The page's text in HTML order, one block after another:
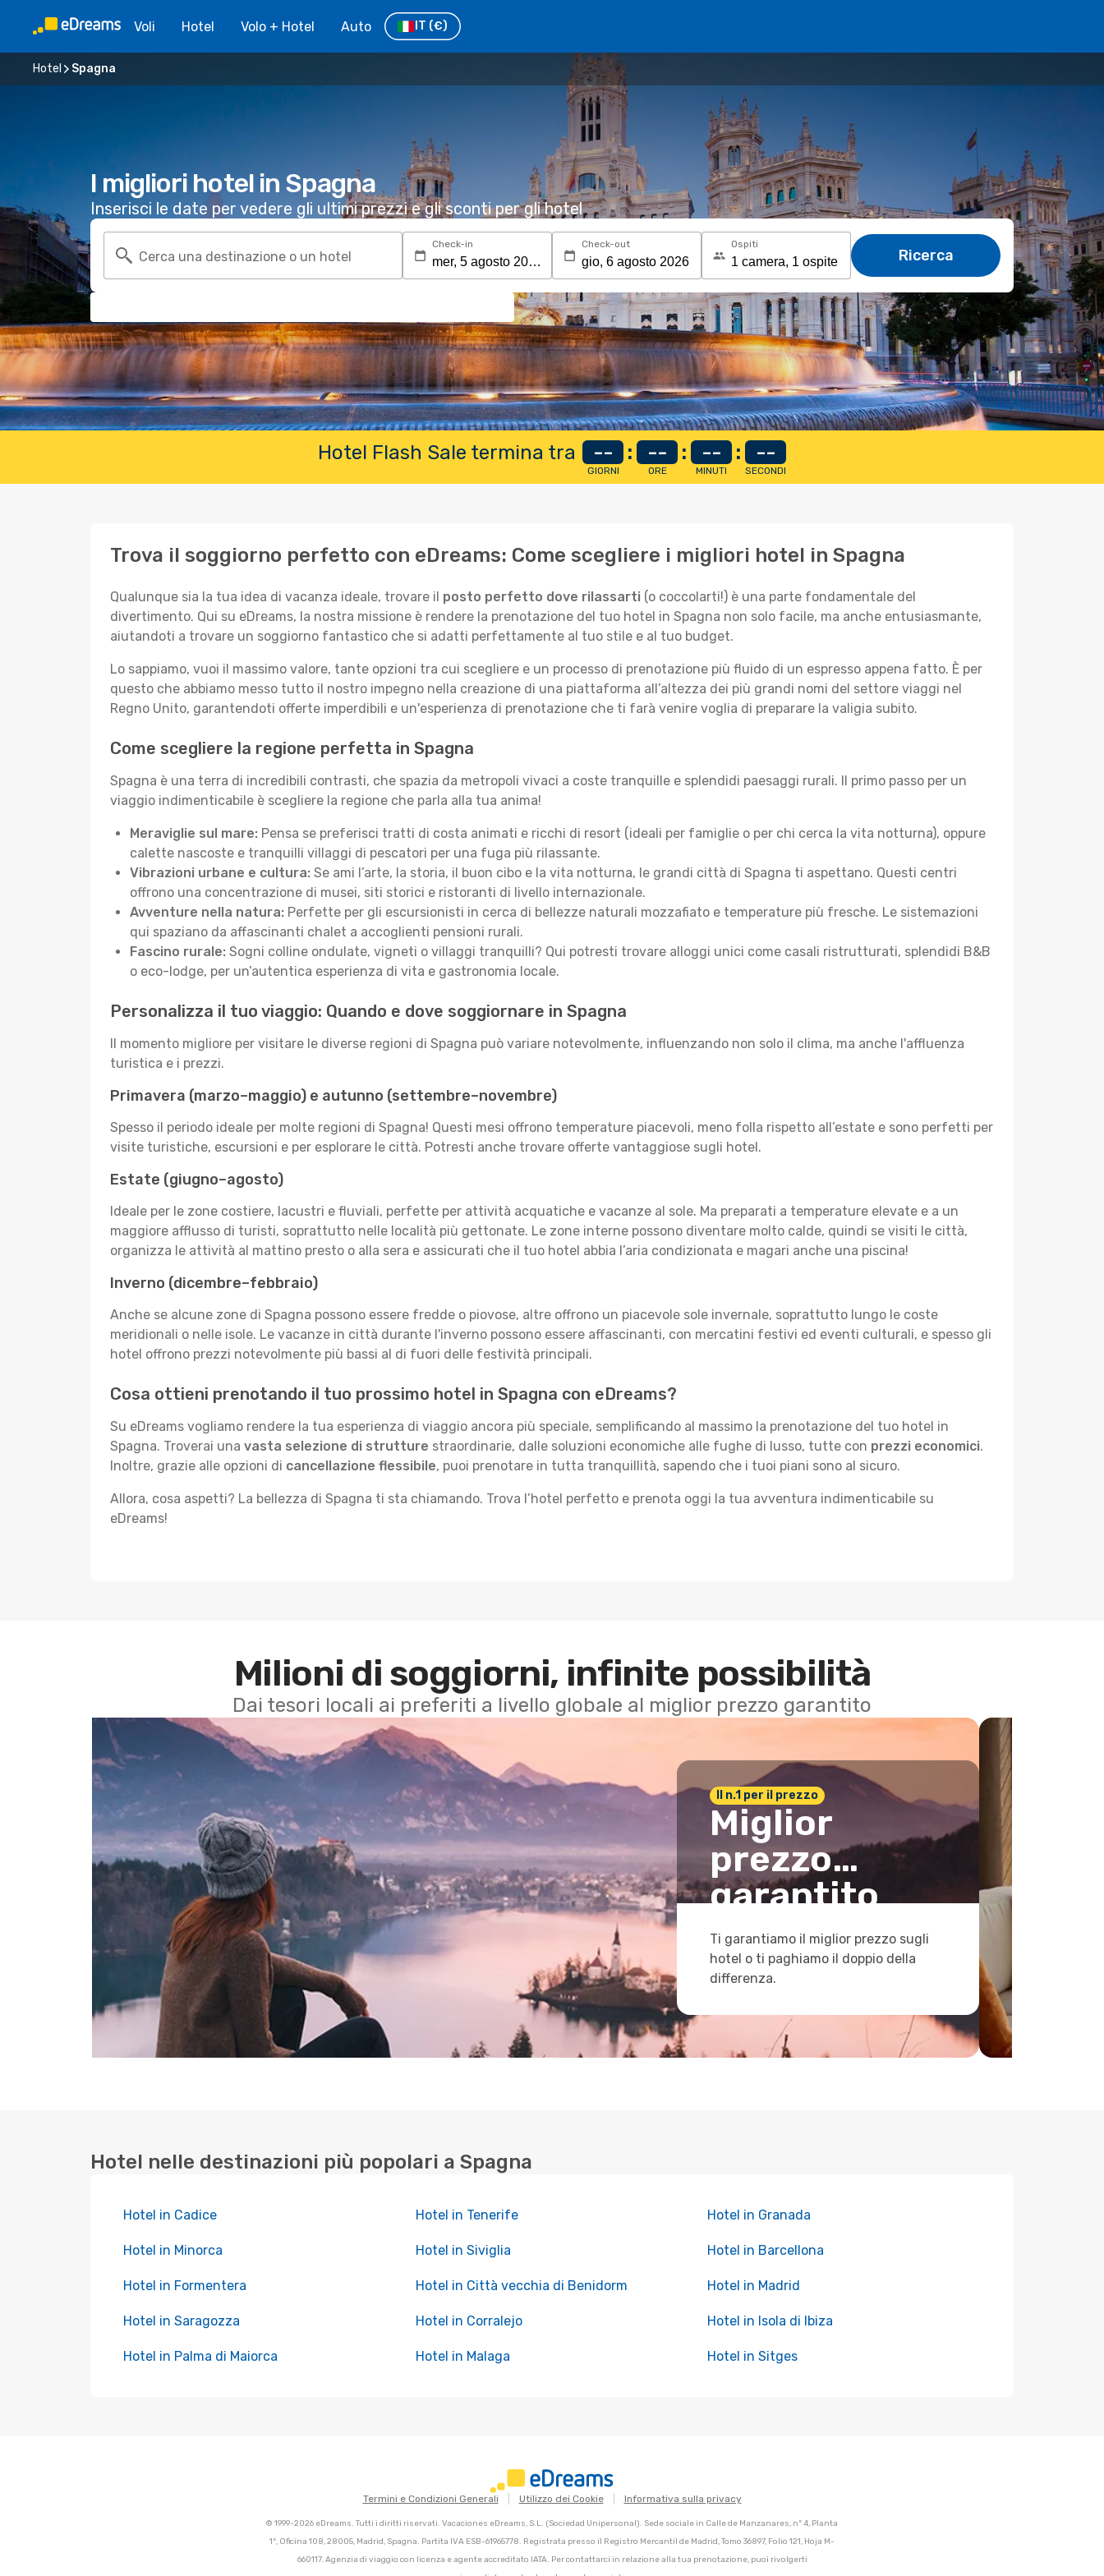
Voli Hotel Volo + Hotel Auto IT (€)
Hotel Spagna
I migliori hotel in Spagna
Inserisci le date per vedere gli ultimi prezzi e gli sconti per gli hotel
Cerca una destinazione o un hotel
Check-in Check-out Ospiti
Ricerca
Hotel Flash Sale termina tra --
GIORNI
: --
ORE
: --
MINUTI
: --
SECONDI
Trova il soggiorno perfetto con eDreams: Come scegliere i migliori hotel in Spagna
Qualunque sia la tua idea di vacanza ideale, trovare il posto perfetto dove rilassarti (o coccolarti!) è una parte fondamentale del
divertimento. Qui su eDreams, la nostra missione è rendere la prenotazione del tuo hotel in Spagna non solo facile, ma anche entusiasmante,
aiutandoti a trovare un soggiorno fantastico che si adatti perfettamente al tuo stile e al tuo budget.
Lo sappiamo, vuoi il massimo valore, tante opzioni tra cui scegliere e un processo di prenotazione più fluido di un espresso appena fatto. È per
questo che abbiamo messo tutto il nostro impegno nella creazione di una piattaforma all’altezza dei più grandi nomi del settore viaggi nel
Regno Unito, garantendoti offerte imperdibili e un'esperienza di prenotazione che ti farà venire voglia di preparare la valigia subito.
Come scegliere la regione perfetta in Spagna
Spagna è una terra di incredibili contrasti, che spazia da metropoli vivaci a coste tranquille e splendidi paesaggi rurali. Il primo passo per un
viaggio indimenticabile è scegliere la regione che parla alla tua anima!
Meraviglie sul mare: Pensa se preferisci tratti di costa animati e ricchi di resort (ideali per famiglie o per chi cerca la vita notturna), oppure
calette nascoste e tranquilli villaggi di pescatori per una fuga più rilassante.
Vibrazioni urbane e cultura: Se ami l’arte, la storia, il buon cibo e la vita notturna, le grandi città di Spagna ti aspettano. Questi centri
offrono una concentrazione di musei, siti storici e ristoranti di livello internazionale.
Avventure nella natura: Perfette per gli escursionisti in cerca di bellezze naturali mozzafiato e temperature più fresche. Le sistemazioni
qui spaziano da affascinanti chalet a accoglienti pensioni rurali.
Fascino rurale: Sogni colline ondulate, vigneti o villaggi tranquilli? Qui potresti trovare alloggi unici come casali ristrutturati, splendidi B&B
o eco-lodge, per un’autentica esperienza di vita e gastronomia locale.
Personalizza il tuo viaggio: Quando e dove soggiornare in Spagna
Il momento migliore per visitare le diverse regioni di Spagna può variare notevolmente, influenzando non solo il clima, ma anche l'affluenza
turistica e i prezzi.
Primavera (marzo–maggio) e autunno (settembre–novembre)
Spesso il periodo ideale per molte regioni di Spagna! Questi mesi offrono temperature piacevoli, meno folla rispetto all’estate e sono perfetti per
visite turistiche, escursioni e per esplorare le città. Potresti anche trovare offerte vantaggiose sugli hotel.
Estate (giugno–agosto)
Ideale per le zone costiere, lacustri e fluviali, perfette per attività acquatiche e vacanze al sole. Ma preparati a temperature elevate e a un
maggiore afflusso di turisti, soprattutto nelle località più gettonate. Le zone interne possono diventare molto calde, quindi se visiti le città,
organizza le attività al mattino presto o alla sera e assicurati che il tuo hotel abbia l’aria condizionata e magari anche una piscina!
Inverno (dicembre–febbraio)
Anche se alcune zone di Spagna possono essere fredde o piovose, altre offrono un piacevole sole invernale, soprattutto lungo le coste
meridionali o nelle isole. Le vacanze in città durante l'inverno possono essere affascinanti, con mercatini festivi ed eventi culturali, e spesso gli
hotel offrono prezzi notevolmente più bassi al di fuori delle festività principali.
Cosa ottieni prenotando il tuo prossimo hotel in Spagna con eDreams?
Su eDreams vogliamo rendere la tua esperienza di viaggio ancora più speciale, semplificando al massimo la prenotazione del tuo hotel in
Spagna. Troverai una vasta selezione di strutture straordinarie, dalle soluzioni economiche alle fughe di lusso, tutte con prezzi economici.
Inoltre, grazie alle opzioni di cancellazione flessibile, puoi prenotare in tutta tranquillità, sapendo che i tuoi piani sono al sicuro.
Allora, cosa aspetti? La bellezza di Spagna ti sta chiamando. Trova l’hotel perfetto e prenota oggi la tua avventura indimenticabile su
eDreams!
Milioni di soggiorni, infinite possibilità
Dai tesori locali ai preferiti a livello globale al miglior prezzo garantito
Il n.1 per il prezzo
Miglior
prezzo
garantito
Ti garantiamo il miglior prezzo sugli
hotel o ti paghiamo il doppio della
differenza.
Hotel nelle destinazioni più popolari a Spagna
Hotel in Cadice Hotel in Tenerife Hotel in Granada
Hotel in Minorca Hotel in Siviglia Hotel in Barcellona
Hotel in Formentera Hotel in Città vecchia di Benidorm Hotel in Madrid
Hotel in Saragozza Hotel in Corralejo Hotel in Isola di Ibiza
Hotel in Palma di Maiorca Hotel in Malaga Hotel in Sitges
Termini e Condizioni Generali Utilizzo dei Cookie Informativa sulla privacy
© 1999-2026 eDreams. Tutti i diritti riservati. Vacaciones eDreams, S.L. (Sociedad Unipersonal). Sede sociale in Calle de Manzanares, nº 4, Planta
1º, Oficina 108, 28005, Madrid, Spagna. Partita IVA ESB-61965778. Registrata presso il Registro Mercantil de Madrid, Tomo 36897, Folio 121, Hoja M-
660117. Agenzia di viaggio con licenza e agente accreditato IATA. Per contattarci in relazione alla tua prenotazione, puoi rivolgerti